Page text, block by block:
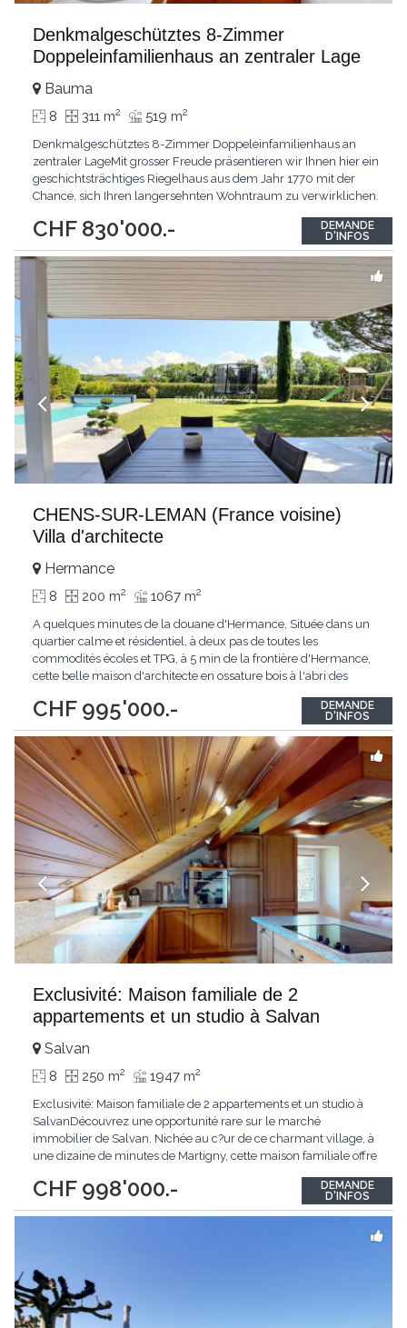
Denkmalgeschütztes 8-Zimmer
Doppeleinfamilienhaus an zentraler Lage
CHF 830'000.-
Bauma
8 311 m2 519 m2
Denkmalgeschütztes 8-Zimmer Doppeleinfamilienhaus an
zentraler LageMit grosser Freude präsentieren wir Ihnen hier ein
geschichtsträchtiges Riegelhaus aus dem Jahr 1770 mit der
Chance, sich Ihren langersehnten Wohntraum zu verwirklichen.
charmante Baustil sowie das vorhandene Aus- und
Umbaupotenzial. Die unmittelbare Nähe zu öffentlichen
Verkehrsmitteln,...
DEMANDE
D'INFOS
CHENS-SUR-LEMAN (France voisine)
Villa d'architecte
CHF 995'000.-
Hermance
8 200 m2 1067 m2
A quelques minutes de la douane d'Hermance, Située dans un
quartier calme et résidentiel, à deux pas de toutes les
commodités écoles et TPG, à 5 min de la frontière d'Hermance,
cette belle maison d'architecte en ossature bois à l'abri des
bénéficie d'un ensoleillement optimal et d'espaces généreux
ouverts sur l'extérieur qui en...
DEMANDE
D'INFOS
Exclusivité: Maison familiale de 2
appartements et un studio à Salvan
CHF 998'000.-
Salvan
8 250 m2 1947 m2
Exclusivité: Maison familiale de 2 appartements et un studio à
SalvanDécouvrez une opportunité rare sur le marché
immobilier de Salvan. Nichée au c?ur de ce charmant village, à
une dizaine de minutes de Martigny, cette maison familiale offre
propriété se compose de deux appartements spacieux, chacun
accessible par des entrées indépendantes...
DEMANDE
D'INFOS